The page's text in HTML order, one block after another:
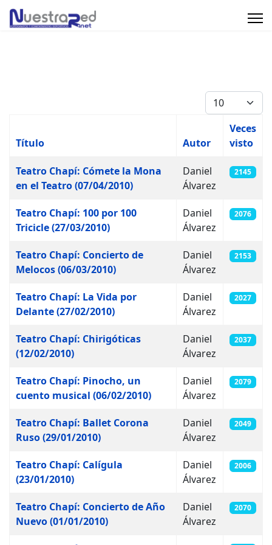
Cantidad
Título Autor
Veces
visto
Teatro Chapí: Cómete la Mona
en el Teatro (07/04/2010)
Daniel
Álvarez
2145
Teatro Chapí: 100 por 100
Tricicle (27/03/2010)
Daniel
Álvarez
2076
Teatro Chapí: Concierto de
Melocos (06/03/2010)
Daniel
Álvarez
2153
Teatro Chapí: La Vida por
Delante (27/02/2010)
Daniel
Álvarez
2027
Teatro Chapí: Chirigóticas
(12/02/2010)
Daniel
Álvarez
2037
Teatro Chapí: Pinocho, un
cuento musical (06/02/2010)
Daniel
Álvarez
2079
Teatro Chapí: Ballet Corona
Ruso (29/01/2010)
Daniel
Álvarez
2049
Teatro Chapí: Calígula
(23/01/2010)
Daniel
Álvarez
2006
Teatro Chapí: Concierto de Año
Nuevo (01/01/2010)
Daniel
Álvarez
2070